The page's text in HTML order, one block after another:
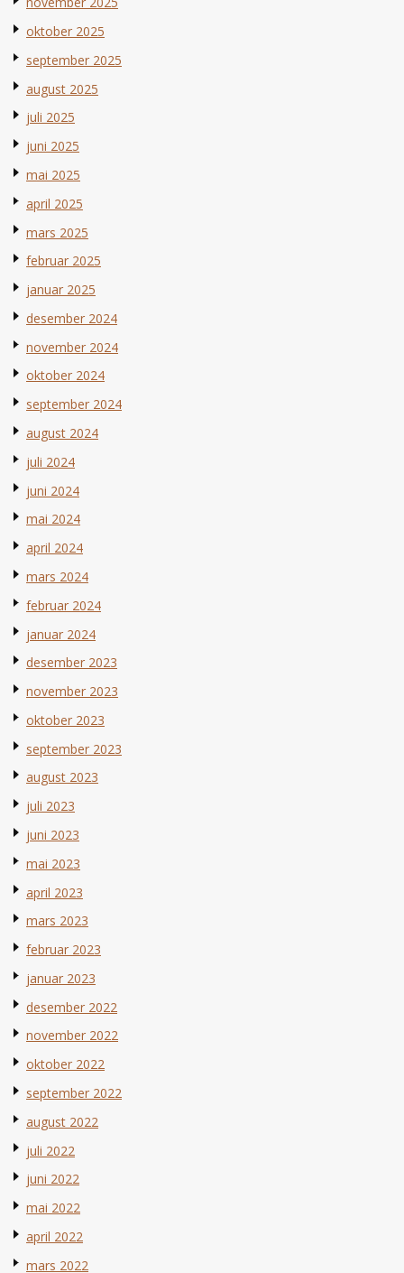
oktober 2025
september 2025
august 2025
juli 2025
juni 2025
mai 2025
april 2025
mars 2025
februar 2025
januar 2025
desember 2024
november 2024
oktober 2024
september 2024
august 2024
juli 2024
juni 2024
mai 2024
april 2024
mars 2024
februar 2024
januar 2024
desember 2023
november 2023
oktober 2023
september 2023
august 2023
juli 2023
juni 2023
mai 2023
april 2023
mars 2023
februar 2023
januar 2023
desember 2022
november 2022
oktober 2022
september 2022
august 2022
juli 2022
juni 2022
mai 2022
april 2022
mars 2022